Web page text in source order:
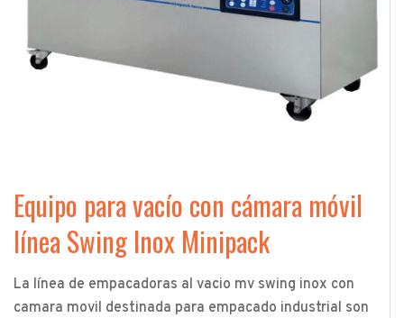
Equipo para vacío con cámara móvil
línea Swing Inox Minipack
La línea de empacadoras al vacio mv swing inox con
camara movil destinada para empacado industrial son